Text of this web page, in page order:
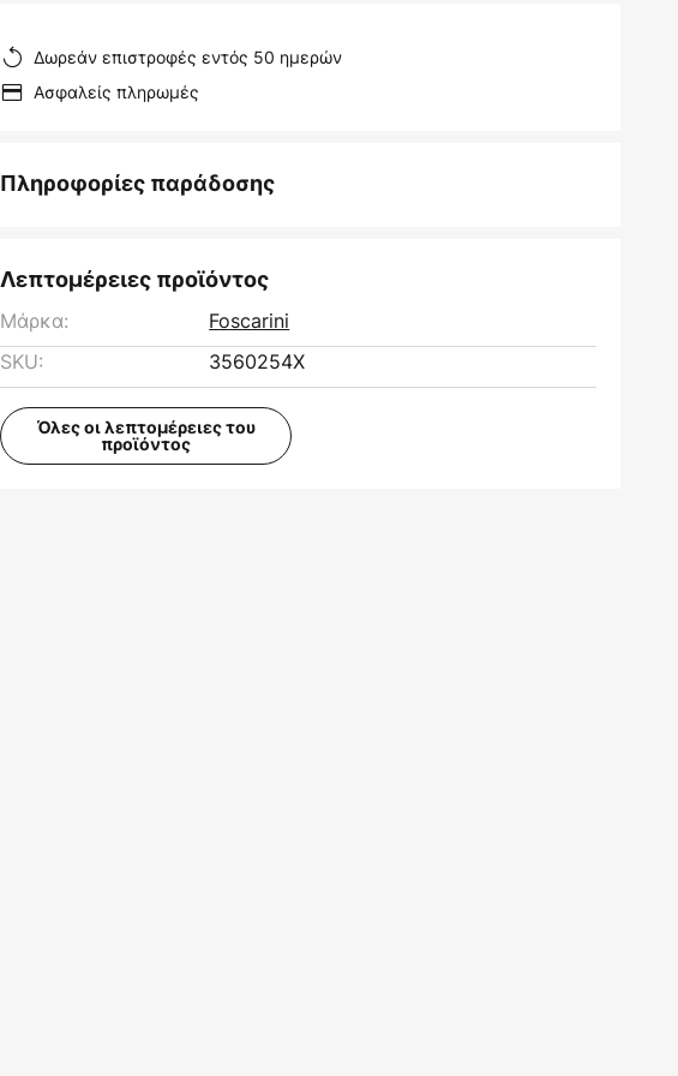
Δωρεάν επιστροφές εντός 50 ημερών
Ασφαλείς πληρωμές
Πληροφορίες παράδοσης
Λεπτομέρειες προϊόντος
Μάρκα:
Foscarini
SKU:
3560254X
Όλες οι λεπτομέρειες του
προϊόντος